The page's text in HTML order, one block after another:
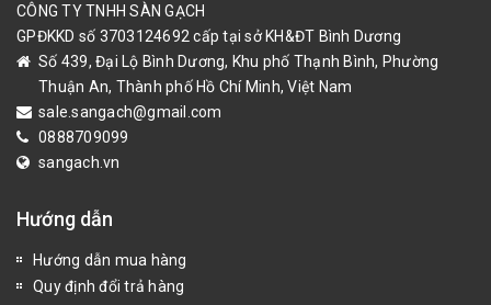
CÔNG TY TNHH SÀN GẠCH
GPĐKKD số 3703124692 cấp tại sở KH&ĐT Bình Dương
Số 439, Đại Lộ Bình Dương, Khu phố Thạnh Bình, Phường
Thuận An, Thành phố Hồ Chí Minh, Việt Nam
sale.sangach@gmail.com
0888709099
sangach.vn
Hướng dẫn
Hướng dẫn mua hàng
Quy định đổi trả hàng